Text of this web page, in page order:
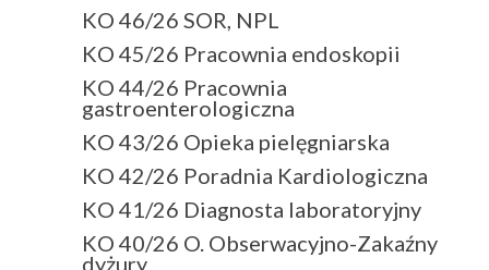
KO 46/26 SOR, NPL
KO 45/26 Pracownia endoskopii
KO 44/26 Pracownia
gastroenterologiczna
KO 43/26 Opieka pielęgniarska
KO 42/26 Poradnia Kardiologiczna
KO 41/26 Diagnosta laboratoryjny
KO 40/26 O. Obserwacyjno-Zakaźny
dyżury